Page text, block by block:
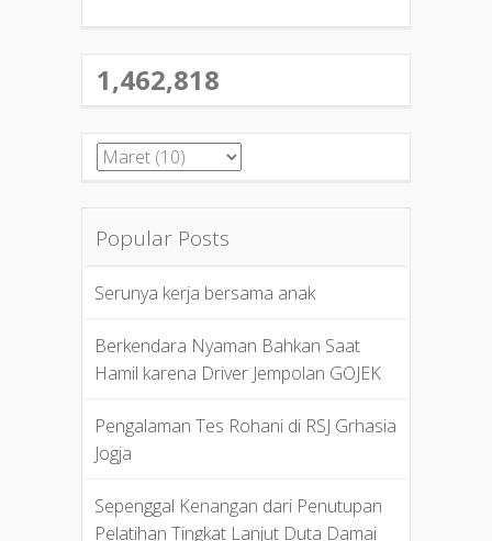
1,462,818
Popular Posts
Serunya kerja bersama anak
Berkendara Nyaman Bahkan Saat
Hamil karena Driver Jempolan GOJEK
Pengalaman Tes Rohani di RSJ Grhasia
Jogja
Sepenggal Kenangan dari Penutupan
Pelatihan Tingkat Lanjut Duta Damai